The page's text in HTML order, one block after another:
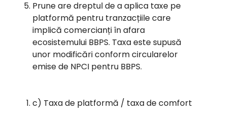
Prune are dreptul de a aplica taxe pe
platformă pentru tranzacțiile care
implică comercianți în afara
ecosistemului BBPS. Taxa este supusă
unor modificări conform circularelor
emise de NPCI pentru BBPS.
c) Taxa de platformă / taxa de comfort